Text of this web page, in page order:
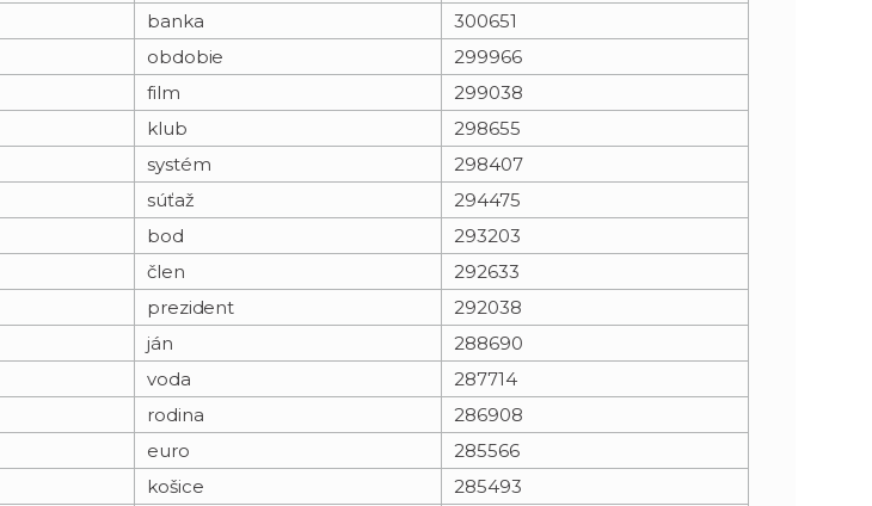
banka
300651
obdobie
299966
film
299038
klub
298655
systém
298407
súťaž
294475
bod
293203
člen
292633
prezident
292038
ján
288690
voda
287714
rodina
286908
euro
285566
košice
285493